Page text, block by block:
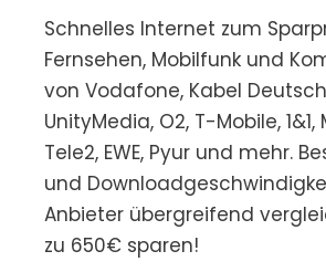
Schnelles Internet zum
Fernsehen, Mobilfunk und
von Vodafone, Kabel
UnityMedia, O2, T-Mobile,
Tele2, EWE, Pyur und mehr.
und
Anbieter übergreifend
zu 650€ sparen!